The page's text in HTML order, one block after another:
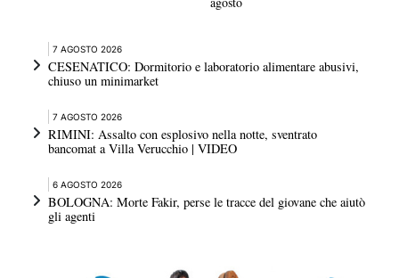
7 AGOSTO 2026
CESENATICO: Dormitorio e laboratorio alimentare abusivi,
chiuso un minimarket
7 AGOSTO 2026
RIMINI: Assalto con esplosivo nella notte, sventrato
bancomat a Villa Verucchio | VIDEO
6 AGOSTO 2026
BOLOGNA: Morte Fakir, perse le tracce del giovane che aiutò
gli agenti